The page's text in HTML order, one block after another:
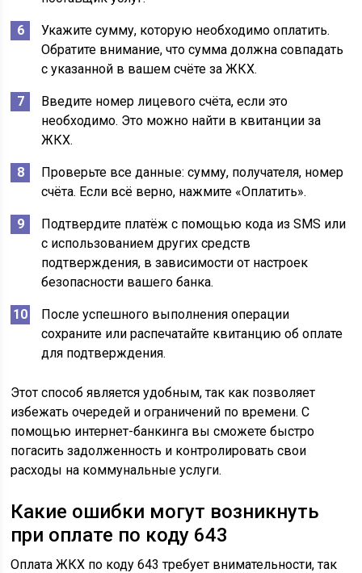
Укажите сумму, которую необходимо оплатить.
Обратите внимание, что сумма должна совпадать
с указанной в вашем счёте за ЖКХ.
Введите номер лицевого счёта, если это
необходимо. Это можно найти в квитанции за
ЖКХ.
Проверьте все данные: сумму, получателя, номер
счёта. Если всё верно, нажмите «Оплатить».
Подтвердите платёж с помощью кода из SMS или
с использованием других средств
подтверждения, в зависимости от настроек
безопасности вашего банка.
После успешного выполнения операции
сохраните или распечатайте квитанцию об оплате
для подтверждения.
Этот способ является удобным, так как позволяет
избежать очередей и ограничений по времени. С
помощью интернет-банкинга вы сможете быстро
погасить задолженность и контролировать свои
расходы на коммунальные услуги.
Какие ошибки могут возникнуть
при оплате по коду 643
Оплата ЖКХ по коду 643 требует внимательности, так